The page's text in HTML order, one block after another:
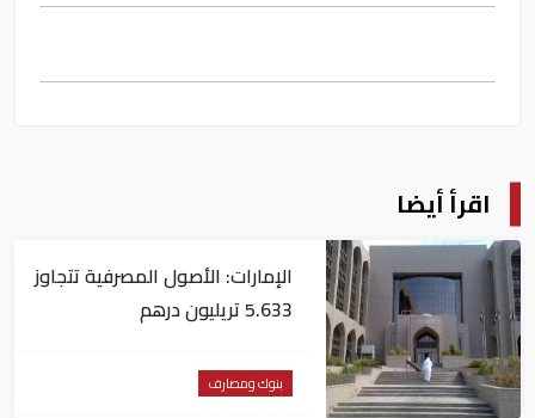
اقرأ أيضا
الإمارات: الأصول المصرفية تتجاوز
5.633 تريليون درهم
بنوك ومصارف